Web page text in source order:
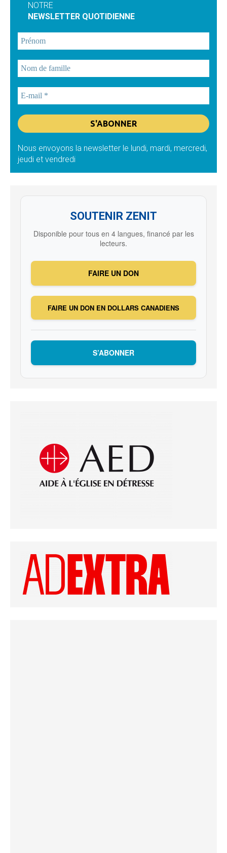
NOTRE
NEWSLETTER QUOTIDIENNE
Nous envoyons la newsletter le lundi, mardi, mercredi,
jeudi et vendredi
SOUTENIR ZENIT
Disponible pour tous en 4 langues, financé par les
lecteurs.
FAIRE UN DON
FAIRE UN DON EN DOLLARS CANADIENS
S’ABONNER